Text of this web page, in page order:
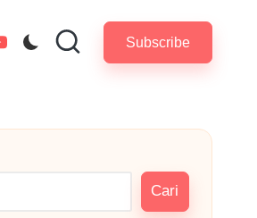
Subscribe
Cari